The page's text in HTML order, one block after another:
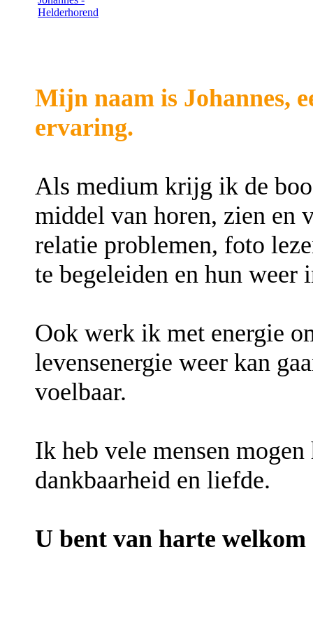
Mijn naam is Johannes,
ervaring.
Als medium krijg ik de
middel van horen, zien en
relatie problemen, foto
te begeleiden en hun weer
Ook werk ik met energie
levensenergie weer kan
voelbaar.
Ik heb vele mensen
dankbaarheid en liefde.
U bent van harte